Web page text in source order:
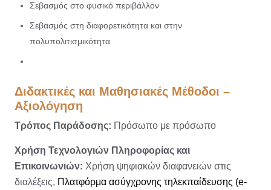
Σεβασμός στο φυσικό περιβάλλον
Σεβασμός στη διαφορετικότητα και στην
πολυπολιτισμικότητα
Διδακτικές και Μαθησιακές Μέθοδοι –
Αξιολόγηση
Τρόπος Παράδοσης: Πρόσωπο με πρόσωπο
Χρήση Τεχνολογιών Πληροφορίας και
Επικοινωνιών: Χρήση ψηφιακών διαφανειών στις
διαλέξεις, Πλατφόρμα ασύγχρονης τηλεκπαίδευσης (e-